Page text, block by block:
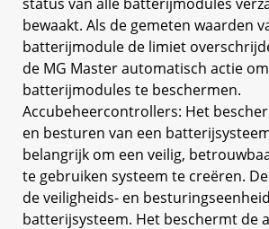
bewaakt. Als de gemeten waarden
batterijmodule de limiet
de MG Master automatisch actie
batterijmodules te beschermen.
Accubeheercontrollers: Het
en besturen van een
belangrijk om een veilig,
te gebruiken systeem te creëren.
de veiligheids- en
batterijsysteem. Het beschermt de